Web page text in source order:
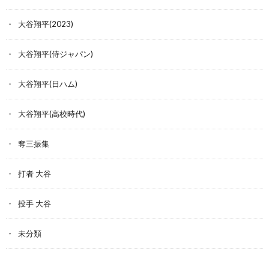
大谷翔平(2023)
大谷翔平(侍ジャパン)
大谷翔平(日ハム)
大谷翔平(高校時代)
奪三振集
打者 大谷
投手 大谷
未分類